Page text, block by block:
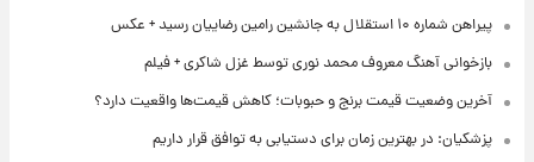
پیراهن شماره ۱۰ استقلال به جانشین رامین رضاییان رسید + عکس
بازخوانی آهنگ معروف محمد نوری توسط غزل شاکری + فیلم
آخرین وضعیت قیمت برنج و حبوبات؛ کاهش قیمت‌ها واقعیت دارد؟
پزشکیان: در بهترین زمان برای دستیابی به توافق قرار داریم